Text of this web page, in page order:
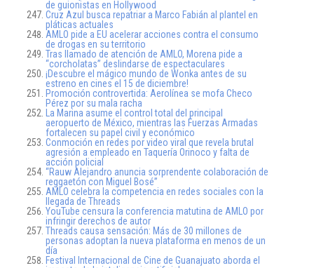
de guionistas en Hollywood
Cruz Azul busca repatriar a Marco Fabián al plantel en
pláticas actuales
AMLO pide a EU acelerar acciones contra el consumo
de drogas en su territorio
Tras llamado de atención de AMLO, Morena pide a
“corcholatas” deslindarse de espectaculares
¡Descubre el mágico mundo de Wonka antes de su
estreno en cines el 15 de diciembre!
Promoción controvertida: Aerolínea se mofa Checo
Pérez por su mala racha
La Marina asume el control total del principal
aeropuerto de México, mientras las Fuerzas Armadas
fortalecen su papel civil y económico
Conmoción en redes por video viral que revela brutal
agresión a empleado en Taquería Orinoco y falta de
acción policial
“Rauw Alejandro anuncia sorprendente colaboración de
reggaetón con Miguel Bosé”
AMLO celebra la competencia en redes sociales con la
llegada de Threads
YouTube censura la conferencia matutina de AMLO por
infringir derechos de autor
Threads causa sensación: Más de 30 millones de
personas adoptan la nueva plataforma en menos de un
día
Festival Internacional de Cine de Guanajuato aborda el